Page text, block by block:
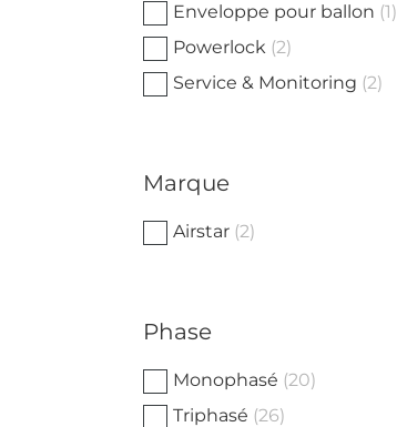
Enveloppe pour ballon (1)
Powerlock (2)
Service & Monitoring (2)
Marque
Airstar (2)
Phase
Monophasé (20)
Triphasé (26)